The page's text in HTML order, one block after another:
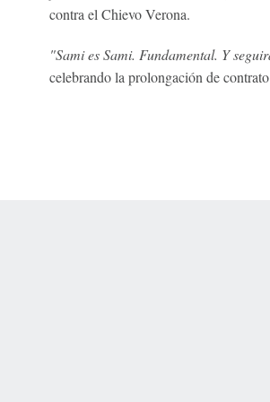
contra el Chievo Verona.
"Sami es Sami. Fundamental. Y
celebrando la prolongación de